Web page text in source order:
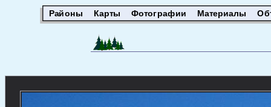
Районы Карты Фотографии Материалы